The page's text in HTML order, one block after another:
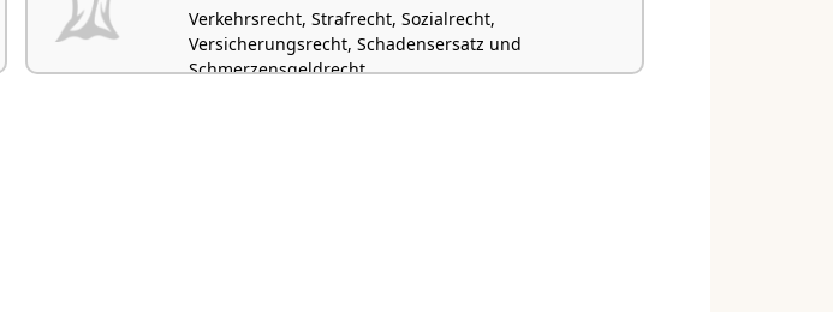
Verkehrsrecht, Strafrecht, Sozialrecht,
Versicherungsrecht, Schadensersatz und
Schmerzensgeldrecht